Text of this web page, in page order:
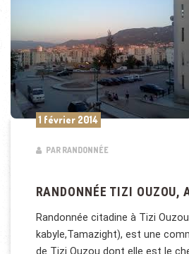
1 février 2014
PAR RANDONNÉE
RANDONNÉE TIZI OUZOU,
Randonnée citadine à Tizi
kabyle,Tamazight), est une
de Tizi Ouzou dont elle est le